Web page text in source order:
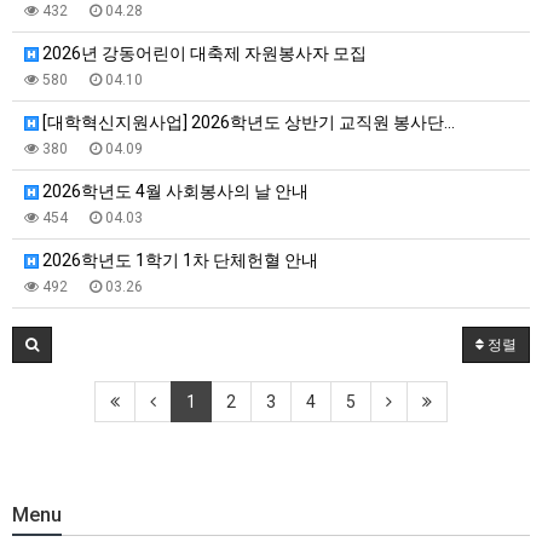
432 04.28
2026년 강동어린이 대축제 자원봉사자 모집
580 04.10
[대학혁신지원사업] 2026학년도 상반기 교직원 봉사단…
380 04.09
2026학년도 4월 사회봉사의 날 안내
454 04.03
2026학년도 1학기 1차 단체헌혈 안내
492 03.26
정렬
1 2 3 4 5
Menu